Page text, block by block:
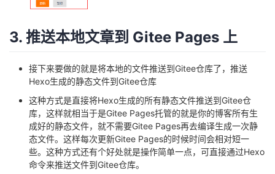
3. 推送本地文章到 Gitee Pages 上
接下来要做的就是将本地的文件推送到Gitee仓库了，推送
Hexo生成的静态文件到Gitee仓库
这种方式是直接将Hexo生成的所有静态文件推送到Gitee仓
库，这样就相当于是Gitee Pages托管的就是你的博客所有生
成好的静态文件，就不需要Gitee Pages再去编译生成一次静
态文件。这样每次更新Gitee Pages的时候时间会相对短一
些。这种方式还有个好处就是操作简单一点，可直接通过Hexo
命令来推送文件到Gitee仓库。